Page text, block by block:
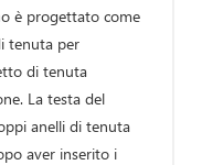
è progettato come
tenuta per
di tenuta
La testa del
anelli di tenuta
aver inserito i